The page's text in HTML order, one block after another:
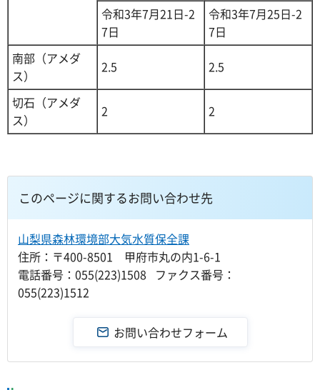
令和3年7月21日-2
7日
令和3年7月25日-2
7日
南部（アメダ
ス）
2.5 2.5
切石（アメダ
ス）
2 2
このページに関するお問い合わせ先
山梨県森林環境部大気水質保全課
住所：〒400-8501 甲府市丸の内1-6-1
電話番号：055(223)1508 ファクス番号：
055(223)1512